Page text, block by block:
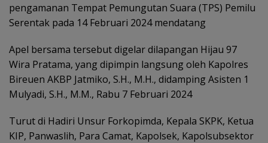
pengamanan Tempat Pemungutan Suara (TPS) Pemilu
Serentak pada 14 Februari 2024 mendatang
Apel bersama tersebut digelar dilapangan Hijau 97
Wira Pratama, yang dipimpin langsung oleh Kapolres
Bireuen AKBP Jatmiko, S.H., M.H., didamping Asisten 1
Mulyadi, S.H., M.M., Rabu 7 Februari 2024
Turut di Hadiri Unsur Forkopimda, Kepala SKPK, Ketua
KIP, Panwaslih, Para Camat, Kapolsek, Kapolsubsektor